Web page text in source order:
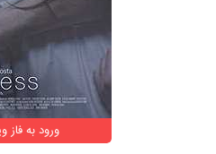
ورود به فاز